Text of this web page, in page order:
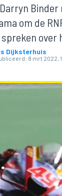
om de
over
Dijksterhuis
8 mrt 2022,